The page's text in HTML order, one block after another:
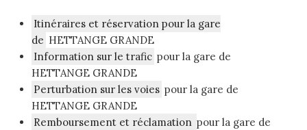
Itinéraires et réservation pour la gare
de HETTANGE GRANDE
Information sur le trafic pour la gare de
HETTANGE GRANDE
Perturbation sur les voies pour la gare de
HETTANGE GRANDE
Remboursement et réclamation pour la gare de